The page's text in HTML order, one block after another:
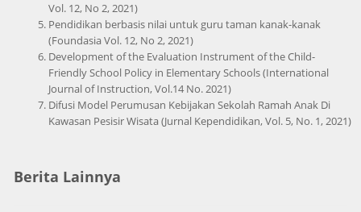
Vol. 12, No 2, 2021)
Pendidikan berbasis nilai untuk guru taman kanak-kanak
(Foundasia Vol. 12, No 2, 2021)
Development of the Evaluation Instrument of the Child-
Friendly School Policy in Elementary Schools (International
Journal of Instruction, Vol.14 No. 2021)
Difusi Model Perumusan Kebijakan Sekolah Ramah Anak Di
Kawasan Pesisir Wisata (Jurnal Kependidikan, Vol. 5, No. 1, 2021)
Berita Lainnya